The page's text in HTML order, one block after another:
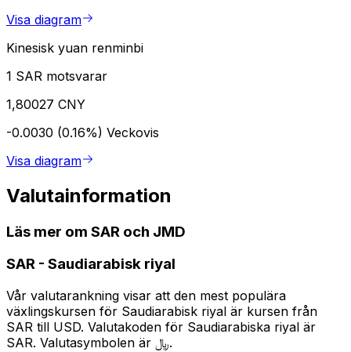
Visa diagram
Kinesisk yuan renminbi
1 SAR motsvarar
1,80027 CNY
-0.0030 (0.16%) Veckovis
Visa diagram
Valutainformation
Läs mer om SAR och JMD
SAR - Saudiarabisk riyal
Vår valutarankning visar att den mest populära
växlingskursen för Saudiarabisk riyal är kursen från
SAR till USD. Valutakoden för Saudiarabiska riyal är
SAR. Valutasymbolen är ﷼.